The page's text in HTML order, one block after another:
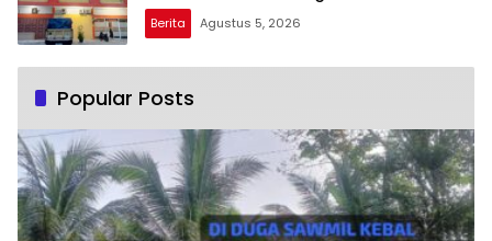
Aktivitas Z Homestay di Jalan Tanjung
Datuk
Berita Agustus 5, 2026
Popular Posts